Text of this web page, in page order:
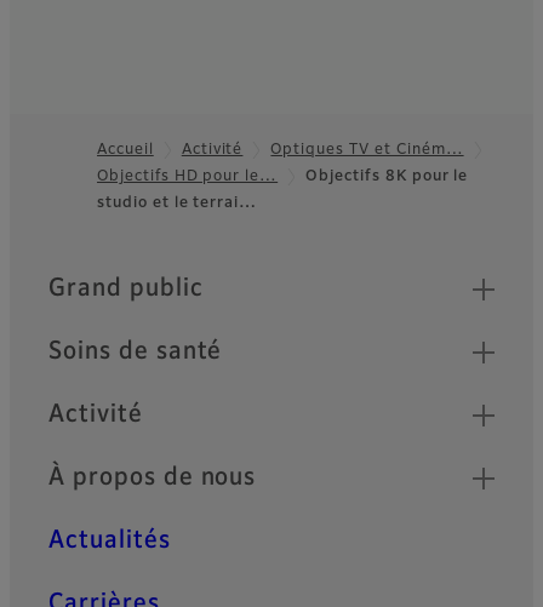
Footer
Accueil Activité
Optiques TV et Ciném…
Objectifs HD pour le…
Objectifs 8K pour le
studio et le terrai…
Quick Links
Grand public
Soins de santé
Activité
À propos de nous
Actualités